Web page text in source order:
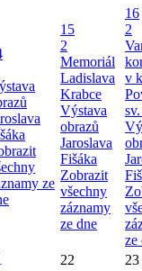
ze
15
2
Memoriál
Ladislava
Krabce
Výstava
obrazů
Jaroslava
Fišáka
Zobrazit
všechny
záznamy
ze dne
16
2
v
ze
22 23